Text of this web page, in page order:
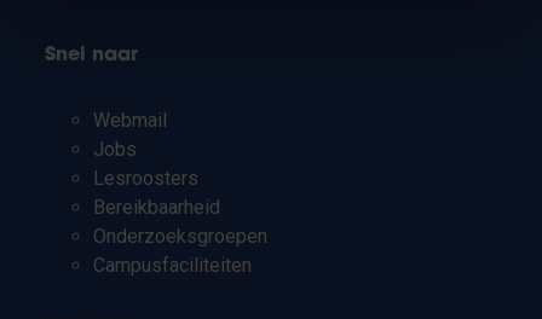
Snel naar
Webmail
Jobs
Lesroosters
Bereikbaarheid
Onderzoeksgroepen
Campusfaciliteiten